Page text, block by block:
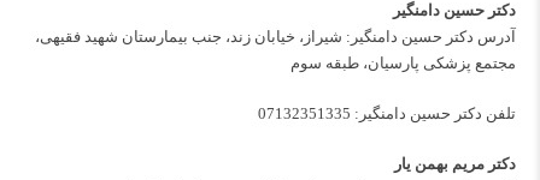
دکتر حسین دامنگیر
آدرس دکتر حسین دامنگیر: شیراز، خیابان زند، جنب بیمارستان شهید فقیهی،
مجتمع پزشکی پارسیان، طبقه سوم
تلفن دکتر حسین دامنگیر: 07132351335
دکتر مریم بهمن یار